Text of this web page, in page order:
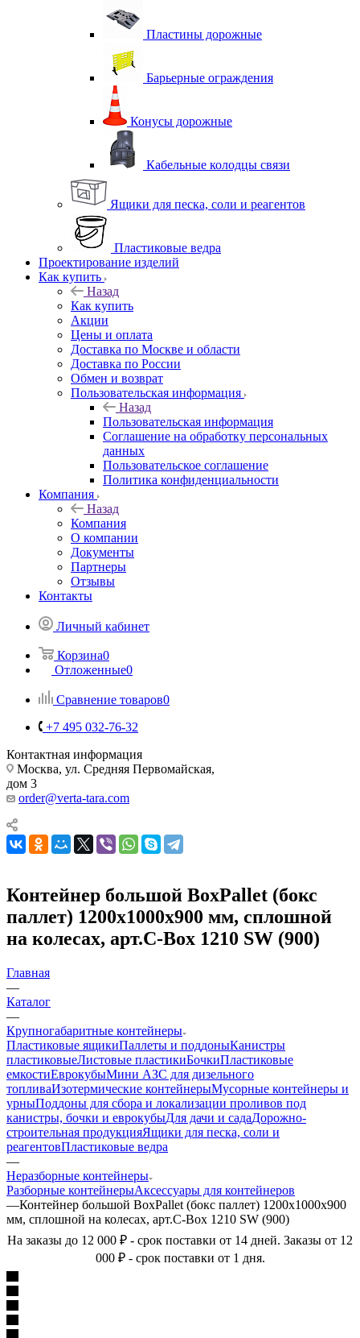
Пластины дорожные
Барьерные ограждения
Конусы дорожные
Кабельные колодцы связи
Ящики для песка, соли и реагентов
Пластиковые ведра
Проектирование изделий
Как купить
Назад
Как купить
Акции
Цены и оплата
Доставка по Москве и области
Доставка по России
Обмен и возврат
Пользовательская информация
Назад
Пользовательская информация
Соглашение на обработку персональных
данных
Пользовательское соглашение
Политика конфиденциальности
Компания
Назад
Компания
О компании
Документы
Партнеры
Отзывы
Контакты
Личный кабинет
Корзина0
Отложенные0
Сравнение товаров0
+7 495 032-76-32
Контактная информация
Москва, ул. Средняя Первомайская,
дом 3
order@verta-tara.com
Контейнер большой BoxPallet (бокс
паллет) 1200x1000x900 мм, сплошной
на колесах, арт.C-Box 1210 SW (900)
Главная
—
Каталог
—
Крупногабаритные контейнеры
Пластиковые ящикиПаллеты и поддоныКанистры
пластиковыеЛистовые пластикиБочкиПластиковые
емкостиЕврокубыМини АЗС для дизельного
топливаИзотермические контейнерыМусорные контейнеры и
урныПоддоны для сбора и локализации проливов под
канистры, бочки и еврокубыДля дачи и садаДорожно-
строительная продукцияЯщики для песка, соли и
реагентовПластиковые ведра
—
Неразборные контейнеры
Разборные контейнерыАксессуары для контейнеров
—Контейнер большой BoxPallet (бокс паллет) 1200x1000x900
мм, сплошной на колесах, арт.C-Box 1210 SW (900)
На заказы до 12 000 ₽ - срок поставки от 14 дней. Заказы от 12
000 ₽ - срок поставки от 1 дня.